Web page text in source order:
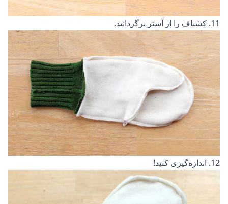
11. کشباف را از آستر برگردانید.
12. اندازه‌گیری کنید!